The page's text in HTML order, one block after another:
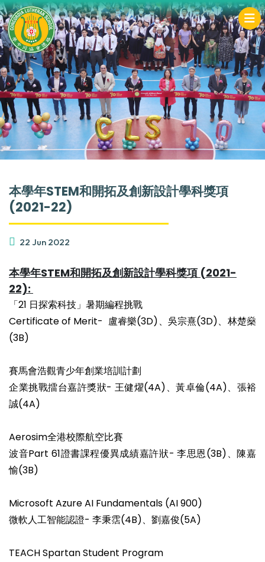
本學年STEM和開拓及創新設計學科獎項
(2021-22)
22 Jun 2022
本學年STEM和開拓及創新設計學科獎項 (2021-
22):
「21 日探索科技」暑期編程挑戰
Certificate of Merit- 盧睿樂(3D)、吳宗熹(3D)、林楚燊
(3B)
賽馬會浩觀青少年創業培訓計劃
企業挑戰擂台嘉許獎狀- 王健燿(4A)、黃卓倫(4A)、張裕
誠(4A)
Aerosim全港校際航空比賽
波音Part 61證書課程優異成績嘉許狀- 李思恩(3B)、陳嘉
愉(3B)
Microsoft Azure AI Fundamentals (AI 900)
微軟人工智能認證- 李秉霑(4B)、劉嘉俊(5A)
TEACH Spartan Student Program